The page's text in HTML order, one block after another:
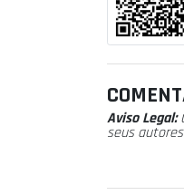
Aviso Legal:
seus